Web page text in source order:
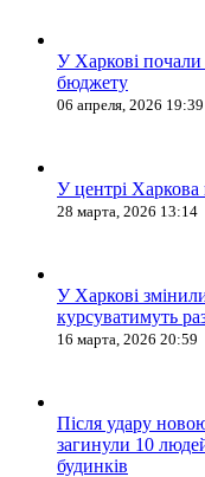
У Харкові почали
бюджету
06 апреля, 2026 19:39
У центрі
28 марта, 2026 13:14
У Харкові
курсуватимуть
16 марта, 2026 20:59
Після удару
загинули 10
будинків